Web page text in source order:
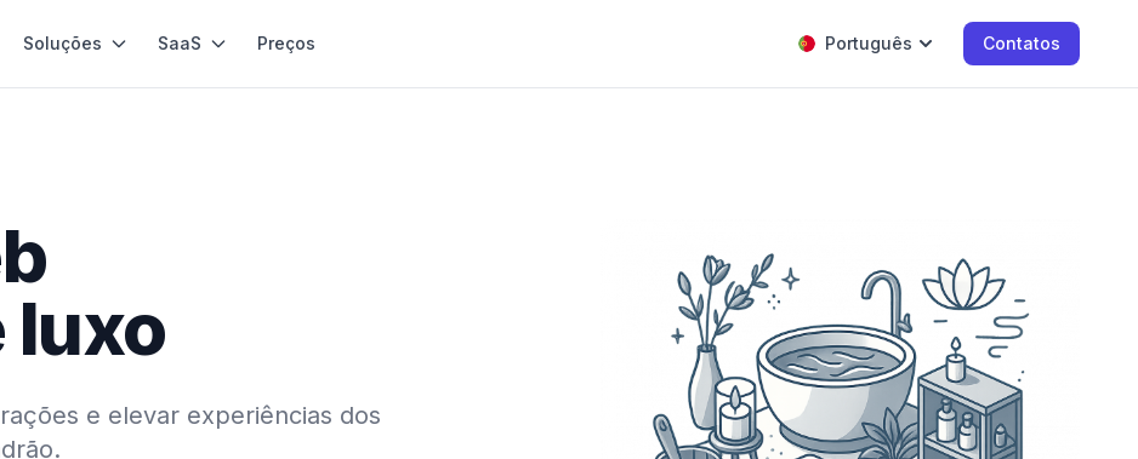
Soluções SaaS Preços Português Contatos
luxo
e elevar experiências dos